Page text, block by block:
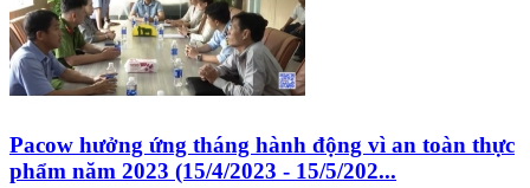
Pacow hưởng ứng tháng hành động vì an toàn thực
phẩm năm 2023 (15/4/2023 - 15/5/202...